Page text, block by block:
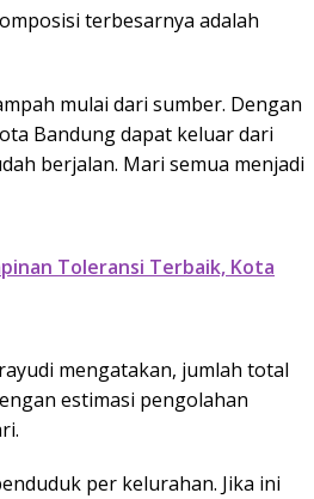
terbesarnya adalah
mulai dari sumber. Dengan
Bandung dapat keluar dari
berjalan. Mari semua menjadi
Toleransi Terbaik, Kota
mengatakan, jumlah total
estimasi pengolahan
per kelurahan. Jika ini